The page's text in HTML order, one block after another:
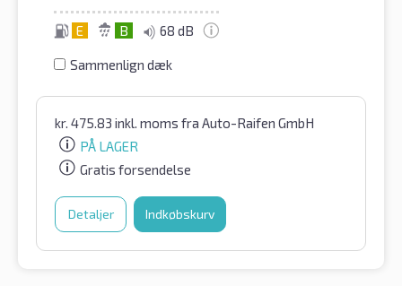
E B 68 dB
Sammenlign dæk
kr. 475.83 inkl. moms fra Auto-Raifen GmbH
PÅ LAGER
Gratis forsendelse
Detaljer Indkøbskurv